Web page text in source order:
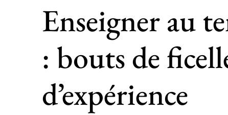
Enseigner au
: bouts de
d’expérience